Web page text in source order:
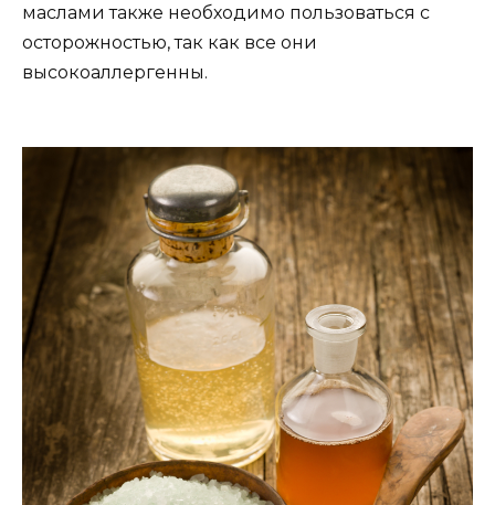
маслами также необходимо пользоваться с
осторожностью, так как все они
высокоаллергенны.